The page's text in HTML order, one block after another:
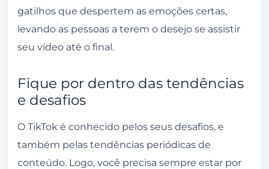
gatilhos que despertem as emoções certas,
levando as pessoas a terem o desejo se assistir
seu vídeo até o final.
Fique por dentro das tendências
e desafios
O TikTok é conhecido pelos seus desafios, e
também pelas tendências periódicas de
conteúdo. Logo, você precisa sempre estar por